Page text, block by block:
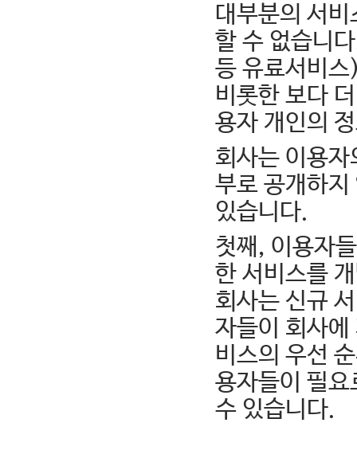
대부분의 서
할 수 없습니
등 유료서비
비롯한 보다
용자 개인의
회사는 이용
부로 공개하
있습니다.
첫째, 이용자
한 서비스를
회사는 신규
자들이 회사
비스의 우선
용자들이 필
수 있습니다.